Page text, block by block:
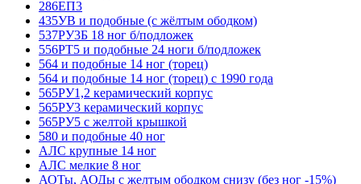
286ЕП3
435УВ и подобные (с жёлтым ободком)
537РУ3Б 18 ног б/подложек
556РТ5 и подобные 24 ноги б/подложек
564 и подобные 14 ног (торец)
564 и подобные 14 ног (торец) с 1990 года
565РУ1,2 керамический корпус
565РУ3 керамический корпус
565РУ5 с желтой крышкой
580 и подобные 40 ног
АЛС крупные 14 ног
АЛС мелкие 8 ног
АОТы, АОДы с желтым ободком снизу (без ног -15%)